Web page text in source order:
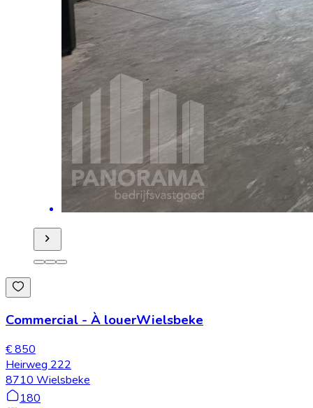
Commercial - À louerWielsbeke
€ 850
Heirweg 222
8710 Wielsbeke
180